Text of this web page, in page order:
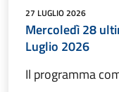
27 LUGLIO 2026
Mercoledì 28
Luglio 2026
Il programma